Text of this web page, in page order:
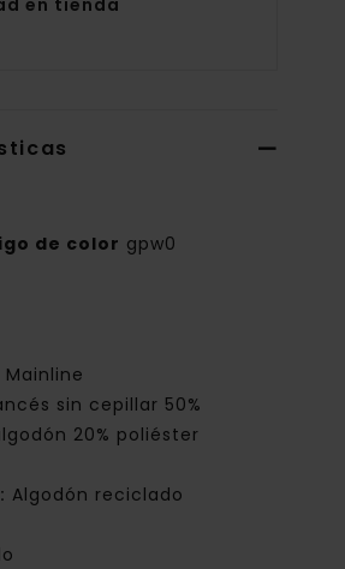
en tienda
de color gpw0
sin cepillar 50%
20% poliéster
Algodón reciclado